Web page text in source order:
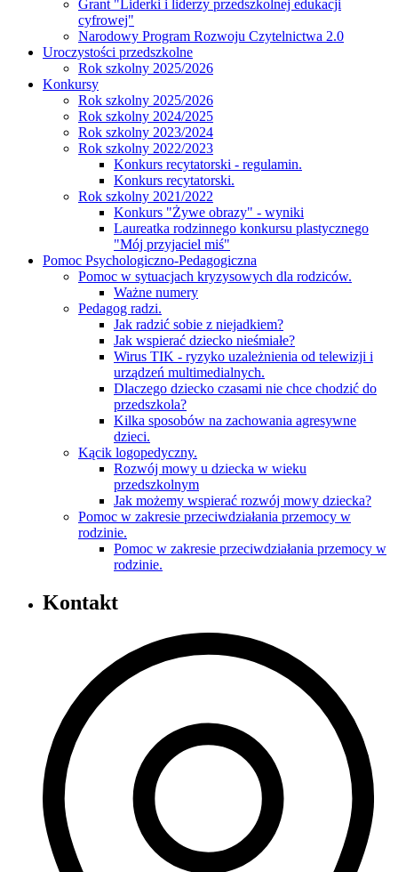
Grant "Liderki i liderzy przedszkolnej edukacji
cyfrowej"
Narodowy Program Rozwoju Czytelnictwa 2.0
Uroczystości przedszkolne
Rok szkolny 2025/2026
Konkursy
Rok szkolny 2025/2026
Rok szkolny 2024/2025
Rok szkolny 2023/2024
Rok szkolny 2022/2023
Konkurs recytatorski - regulamin.
Konkurs recytatorski.
Rok szkolny 2021/2022
Konkurs "Żywe obrazy" - wyniki
Laureatka rodzinnego konkursu plastycznego
"Mój przyjaciel miś"
Pomoc Psychologiczno-Pedagogiczna
Pomoc w sytuacjach kryzysowych dla rodziców.
Ważne numery
Pedagog radzi.
Jak radzić sobie z niejadkiem?
Jak wspierać dziecko nieśmiałe?
Wirus TIK - ryzyko uzależnienia od telewizji i
urządzeń multimedialnych.
Dlaczego dziecko czasami nie chce chodzić do
przedszkola?
Kilka sposobów na zachowania agresywne
dzieci.
Kącik logopedyczny.
Rozwój mowy u dziecka w wieku
przedszkolnym
Jak możemy wspierać rozwój mowy dziecka?
Pomoc w zakresie przeciwdziałania przemocy w
rodzinie.
Pomoc w zakresie przeciwdziałania przemocy w
rodzinie.
Kontakt